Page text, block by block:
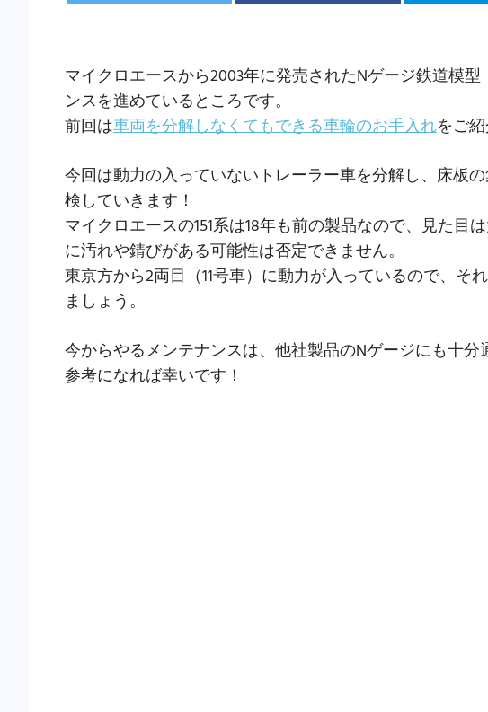
マイクロエースから2003年に発売されたNゲージ鉄道模
ンスを進めているところです。
前回は車両を分解しなくてもできる車輪のお手入れをご
今回は動力の入っていないトレーラー車を分解し、床板
検していきます！
マイクロエースの151系は18年も前の製品なので、見た目
に汚れや錆びがある可能性は否定できません。
東京方から2両目（11号車）に動力が入っているので、そ
ましょう。
今からやるメンテナンスは、他社製品のNゲージにも十分
参考になれば幸いです！